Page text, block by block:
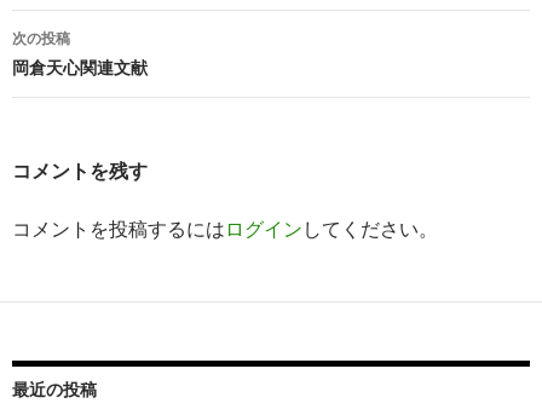
ナ
ビ
ゲ
ョ
次の投稿
岡倉天心関連文献
コメントを残す
コメントを投稿するには ログイン してください。
最近の投稿